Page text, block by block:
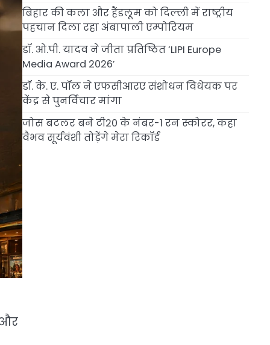
बिहार की कला और हैंडलूम को दिल्ली में राष्ट्रीय
पहचान दिला रहा अंबापाली एम्पोरियम
डॉ. ओ.पी. यादव ने जीता प्रतिष्ठित ‘LIPI Europe
Media Award 2026’
डॉ. के. ए. पॉल ने एफसीआरए संशोधन विधेयक पर
केंद्र से पुनर्विचार मांगा
जोस बटलर बने टी20 के नंबर-1 रन स्कोरर, कहा
वैभव सूर्यवंशी तोड़ेंगे मेरा रिकॉर्ड